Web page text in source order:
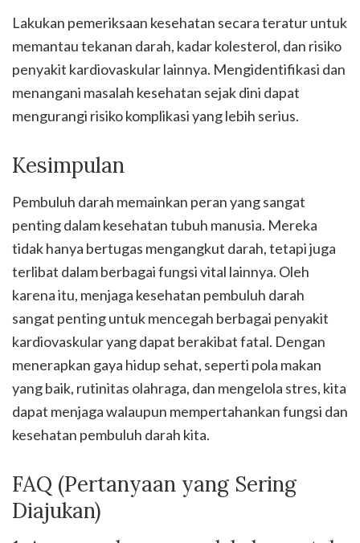
Lakukan pemeriksaan kesehatan secara teratur untuk
memantau tekanan darah, kadar kolesterol, dan risiko
penyakit kardiovaskular lainnya. Mengidentifikasi dan
menangani masalah kesehatan sejak dini dapat
mengurangi risiko komplikasi yang lebih serius.
Kesimpulan
Pembuluh darah memainkan peran yang sangat
penting dalam kesehatan tubuh manusia. Mereka
tidak hanya bertugas mengangkut darah, tetapi juga
terlibat dalam berbagai fungsi vital lainnya. Oleh
karena itu, menjaga kesehatan pembuluh darah
sangat penting untuk mencegah berbagai penyakit
kardiovaskular yang dapat berakibat fatal. Dengan
menerapkan gaya hidup sehat, seperti pola makan
yang baik, rutinitas olahraga, dan mengelola stres, kita
dapat menjaga walaupun mempertahankan fungsi dan
kesehatan pembuluh darah kita.
FAQ (Pertanyaan yang Sering
Diajukan)